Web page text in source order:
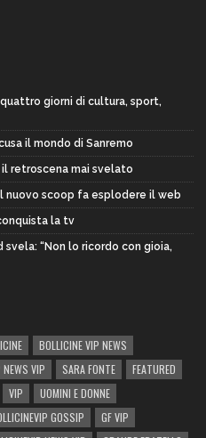
giorni di cultura, sport,
il mondo di Sanremo
il retroscena mai svelato
nuovo scoop fa esplodere il web
la tv
“Non lo ricordo con gioia,
BOLLICINE VIP NEWS
VIP SARA FONTE
FEATURED
VIP
UOMINI E DONNE
GOSSIP
GF VIP